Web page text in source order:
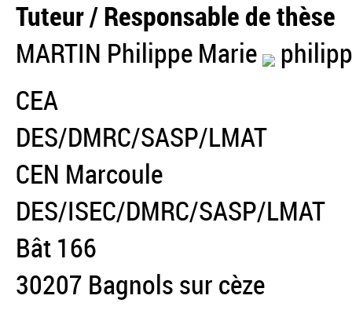
Tuteur / Responsable de thèse
MARTIN Philippe Marie
CEA
DES/DMRC/SASP/LMAT
CEN Marcoule
DES/ISEC/DMRC/SASP/LMAT
Bât 166
30207 Bagnols sur cèze